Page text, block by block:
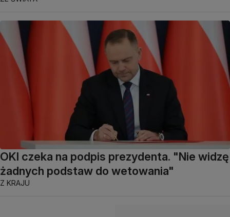
OKI czeka na podpis prezydenta. "Nie widzę
żadnych podstaw do wetowania"
Z KRAJU